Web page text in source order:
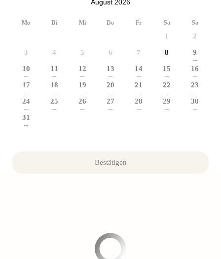
August 2026
Mo Di Mi Do Fr Sa So
1 2
3 4 5 6 7 8 9
---
10
---
11
---
12
---
13
---
14
---
15
---
16
---
17
---
18
---
19
---
20
---
21
---
22
---
23
---
24
---
25
---
26
---
27
---
28
---
29
---
30
---
31
---
Bestätigen